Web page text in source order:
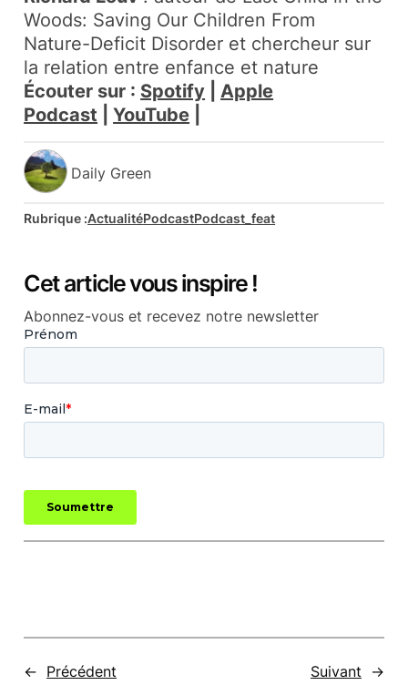
Woods: Saving Our Children From
Nature-Deficit Disorder et chercheur sur
la relation entre enfance et nature
Écouter sur : Spotify
Apple
Podcast |YouTube
Daily Green
Rubrique :ActualitéPodcastPodcast_feat
Cet article vous inspire !
Abonnez-vous et recevez notre newsletter
← Précédent Suivant →